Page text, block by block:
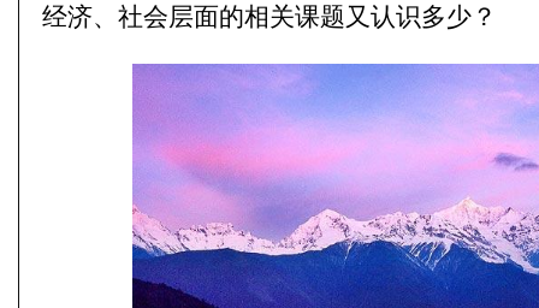
经济、社会层面的相关课题又认识多少？